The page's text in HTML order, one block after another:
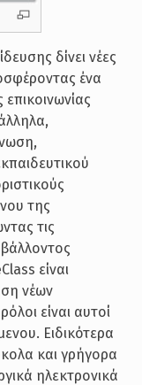
δίνει νέες
ένα
της
τις
είναι
νέων
είναι αυτοί
Ειδικότερα
και γρήγορα
ηλεκτρονικά